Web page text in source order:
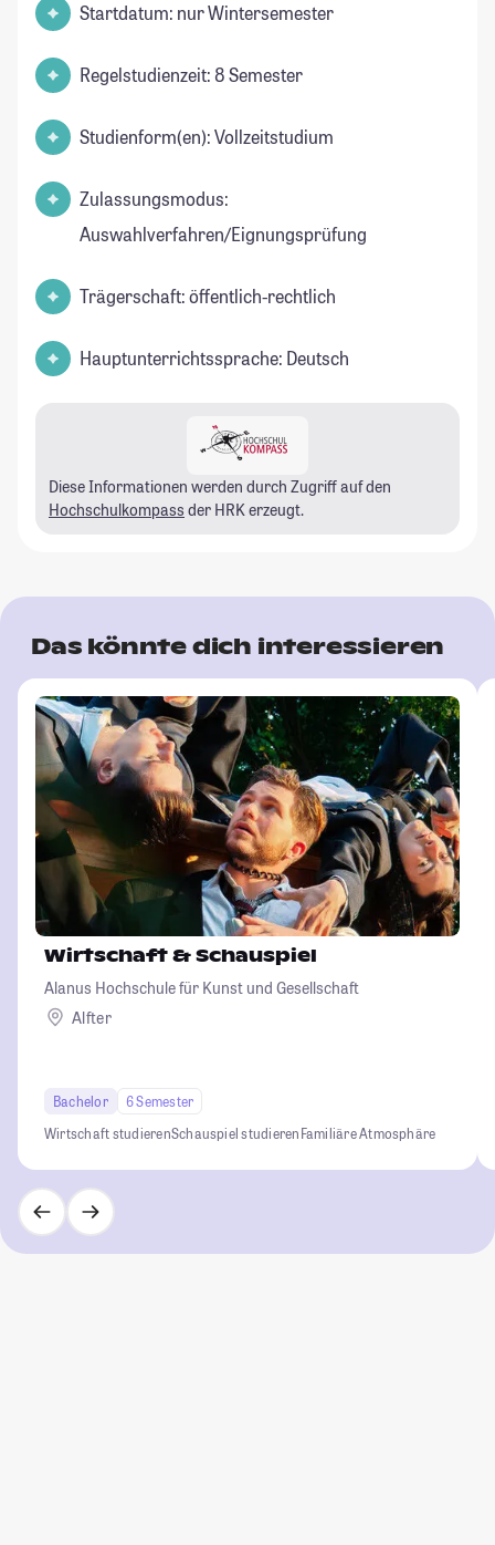
Startdatum: nur Wintersemester
Regelstudienzeit: 8 Semester
Studienform(en): Vollzeitstudium
Zulassungsmodus:
Auswahlverfahren/Eignungsprüfung
Trägerschaft: öffentlich-rechtlich
Hauptunterrichtssprache: Deutsch
Diese Informationen werden durch Zugriff auf den
Hochschulkompass der HRK erzeugt.
Das könnte dich interessieren
Wirtschaft & Schauspiel
Alanus Hochschule für Kunst und Gesellschaft
Alfter
Bachelor
6 Semester
Wirtschaft studierenSchauspiel studierenFamiliäre Atmosphäre